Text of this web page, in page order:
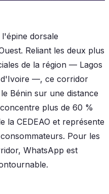
dorsale
Reliant les deux plus
de la région — Lagos
d'Ivoire —, ce corridor
Bénin sur une distance
plus de 60 %
la CEDEAO et représente
Pour les
WhatsApp est